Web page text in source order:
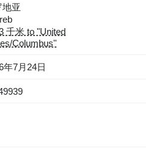
地亚
千米 to "United
Columbus"
年7月24日